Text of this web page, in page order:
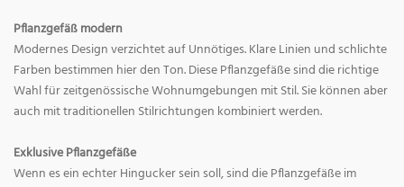
Pflanzgefäß modern
Modernes Design verzichtet auf Unnötiges. Klare Linien und schlichte
Farben bestimmen hier den Ton. Diese Pflanzgefäße sind die richtige
Wahl für zeitgenössische Wohnumgebungen mit Stil. Sie können aber
auch mit traditionellen Stilrichtungen kombiniert werden.
Exklusive Pflanzgefäße
Wenn es ein echter Hingucker sein soll, sind die Pflanzgefäße im